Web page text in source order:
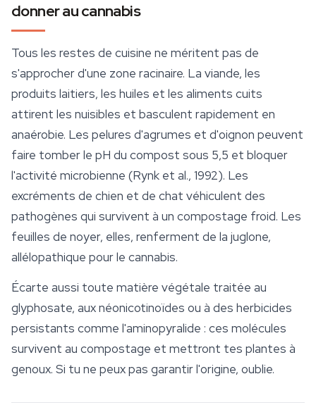
donner au cannabis
Tous les restes de cuisine ne méritent pas de
s'approcher d'une zone racinaire. La viande, les
produits laitiers, les huiles et les aliments cuits
attirent les nuisibles et basculent rapidement en
anaérobie. Les pelures d'agrumes et d'oignon peuvent
faire tomber le pH du compost sous 5,5 et bloquer
l'activité microbienne (Rynk et al., 1992). Les
excréments de chien et de chat véhiculent des
pathogènes qui survivent à un compostage froid. Les
feuilles de noyer, elles, renferment de la juglone,
allélopathique pour le cannabis.
Écarte aussi toute matière végétale traitée au
glyphosate, aux néonicotinoïdes ou à des herbicides
persistants comme l'aminopyralide : ces molécules
survivent au compostage et mettront tes plantes à
genoux. Si tu ne peux pas garantir l'origine, oublie.